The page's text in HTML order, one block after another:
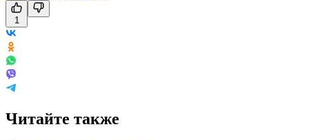
1
Читайте также